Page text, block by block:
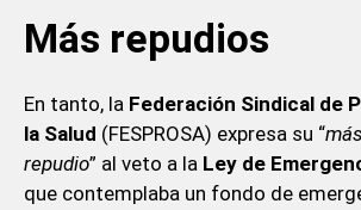
Más repudios
En tanto, la Federación Sindical de
la Salud (FESPROSA) expresa su “
repudio” al veto a la Ley de
que contemplaba un fondo de